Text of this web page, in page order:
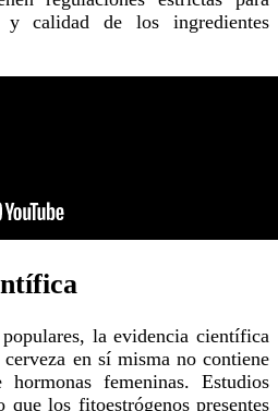
y calidad de los ingredientes
en sí misma no contiene
femeninas. Estudios
que los fitoestrógenos presentes